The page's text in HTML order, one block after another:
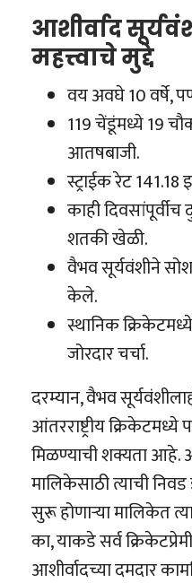
आशीर्वाद
महत्त्वाचे मुद्दे
वय अवघे 10 वर्षे,
119 चेंडूंमध्ये 19
आतषबाजी.
स्ट्राईक रेट 141.18
काही दिवसांपूर्वीच
शतकी खेळी.
वैभव सूर्यवंशीने
केले.
स्थानिक
जोरदार चर्चा.
दरम्यान, वैभव
आंतरराष्ट्रीय क्रिकेटमध्ये
मिळण्याची शक्यता आहे.
मालिकेसाठी त्याची
सुरू होणाऱ्या मालिकेत
का, याकडे सर्व
आशीर्वादच्या दमदार